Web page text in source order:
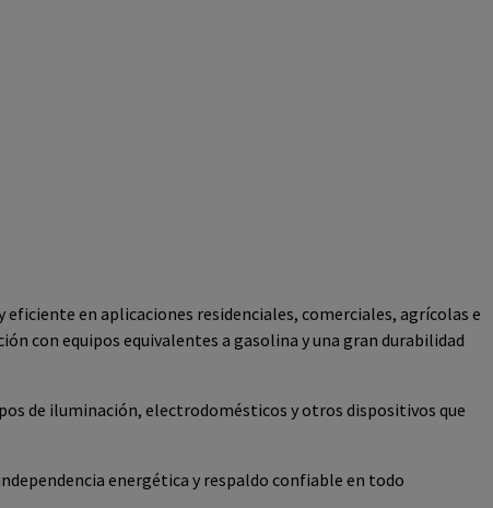
en aplicaciones residenciales, comerciales, agrícolas e
con equipos equivalentes a gasolina y una gran durabilidad
de iluminación, electrodomésticos y otros dispositivos que
energética y respaldo confiable en todo